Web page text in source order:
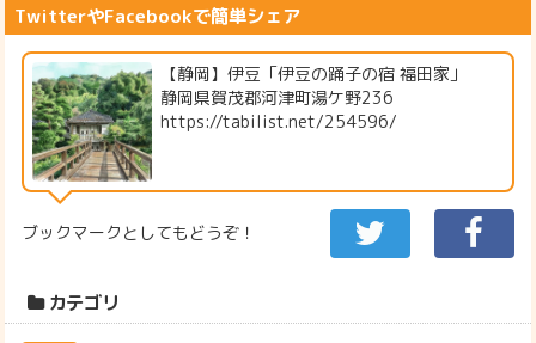
TwitterやFacebookで簡単シェア
【静岡】伊豆「伊豆の踊子の宿 福田家」
静岡県賀茂郡河津町湯ケ野236
https://tabilist.net/254596/
ブックマークとしてもどうぞ！
カテゴリ